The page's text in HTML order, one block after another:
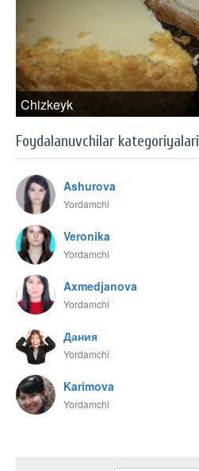
Chizkeyk
Foydalanuvchilar kategoriyalari
Ashurova
Yordamchi
Veronika
Yordamchi
Axmedjanova
Yordamchi
Дания
Yordamchi
Karimova
Yordamchi